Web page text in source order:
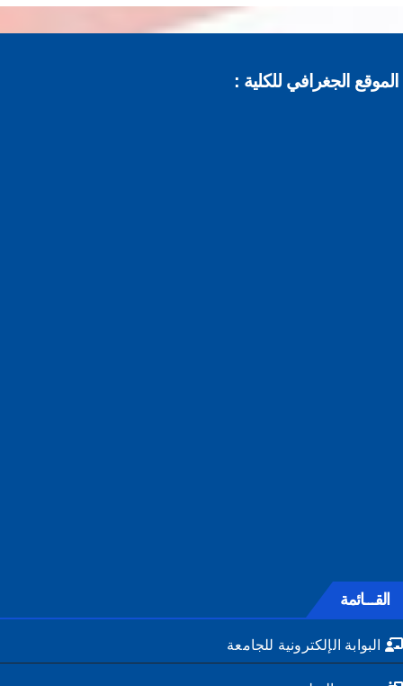
الجغرافي للكلية :
القـــائمة
البوابة الإلكترونية للجامعة